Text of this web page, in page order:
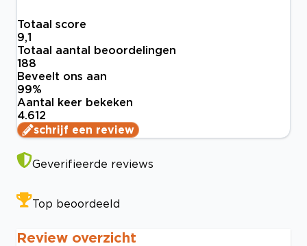
Totaal score
9,1
Totaal aantal beoordelingen
188
Beveelt ons aan
99%
Aantal keer bekeken
4.612
schrijf een review
Geverifieerde reviews
Top beoordeeld
Review overzicht